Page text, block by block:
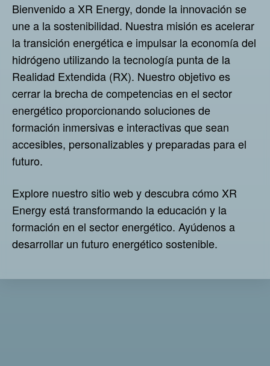
Visita virtual XR
Visita virtual en 3D
Configurador de perfiles
Herramienta de
documentación XR
Libro interactivo XR
Prototipos
Infraestructura
Catharsis
Servicio de entrega H5P
Raspberry Pi
Word2H5P
Bienvenido a XR Energy, donde la innovación se
une a la sostenibilidad. Nuestra misión es acelerar
la transición energética e impulsar la economía del
hidrógeno utilizando la tecnología punta de la
Realidad Extendida (RX). Nuestro objetivo es
cerrar la brecha de competencias en el sector
energético proporcionando soluciones de
formación inmersivas e interactivas que sean
accesibles, personalizables y preparadas para el
futuro.
Explore nuestro sitio web y descubra cómo XR
Energy está transformando la educación y la
formación en el sector energético. Ayúdenos a
desarrollar un futuro energético sostenible.